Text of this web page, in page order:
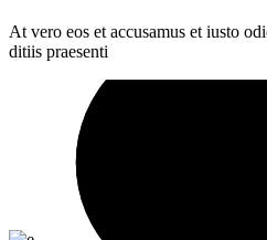
At vero eos et accusamus et iusto
ditiis praesenti